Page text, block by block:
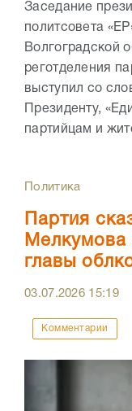
Заседание
политсовета
Волгоградской
реготделения
выступил со
Президенту,
партийцам и
Политика
Партия
Мелкумова
главы
03.07.2026 15:19
Комментарии